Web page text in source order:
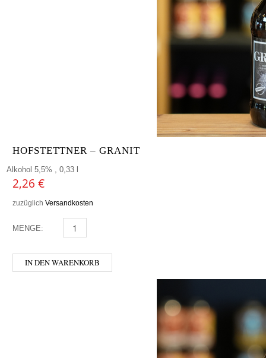
HOFSTETTNER – GRANIT
Alkohol 5,5% , 0,33 l
2,26 €
zuzüglich Versandkosten
MENGE: HOFSTETTNER - GRANIT MENGE
IN DEN WARENKORB